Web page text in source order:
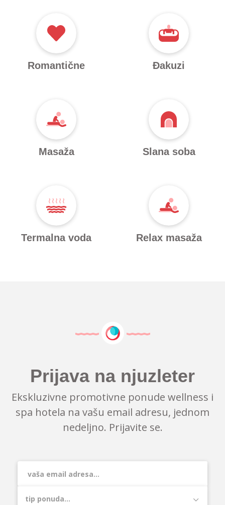
Romantične Đakuzi
Masaža Slana soba
Termalna voda Relax masaža
Prijava na njuzleter
Ekskluzivne promotivne ponude wellness i
spa hotela na vašu email adresu, jednom
nedeljno. Prijavite se.